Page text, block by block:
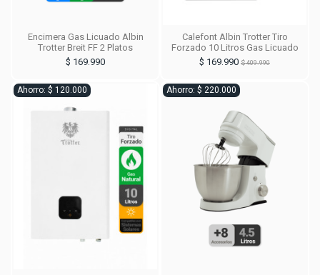
Encimera Gas Licuado Albin
Trotter Breit FF 2 Platos
$ 169.990
Calefont Albin Trotter Tiro
Forzado 10 Litros Gas Licuado
$ 169.990 $ 409.990
Ahorro: $ 120.000 Ahorro: $ 220.000